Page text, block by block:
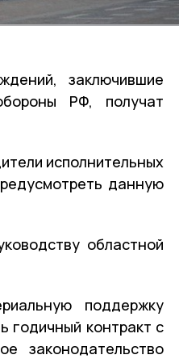
заключившие
РФ, получат
исполнительных
данную
областной
поддержку
годичный контракт с
законодательство